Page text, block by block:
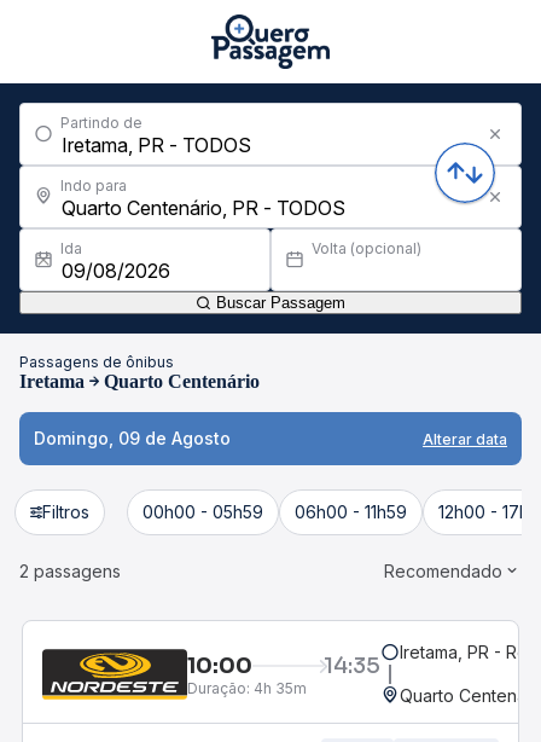
Partindo de
Indo para
Ida Volta (opcional)
Buscar Passagem
Passagens de ônibus
Iretama Quarto Centenário
Domingo, 09 de Agosto Alterar data
Filtros 00h00 - 05h59 06h00 - 11h59 12h00 -
2 passagens Recomendado
10:00 14:35
Duração: 4h 35m
Iretama, PR -
Quarto